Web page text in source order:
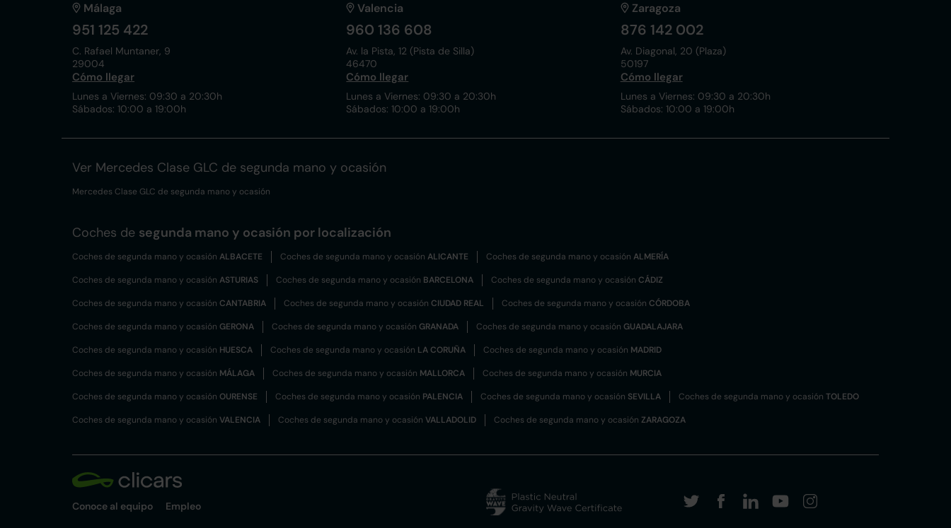
Málaga
951 125 422
C. Rafael Muntaner, 9
29004
Cómo llegar
Lunes a Viernes: 09:30 a 20:30h
Sábados: 10:00 a 19:00h
Valencia
960 136 608
Av. la Pista, 12 (Pista de Silla)
46470
Cómo llegar
Lunes a Viernes: 09:30 a 20:30h
Sábados: 10:00 a 19:00h
Zaragoza
876 142 002
Av. Diagonal, 20 (Plaza)
50197
Cómo llegar
Lunes a Viernes: 09:30 a 20:30h
Sábados: 10:00 a 19:00h
Ver Mercedes Clase GLC de segunda mano y ocasión
Mercedes Clase GLC de segunda mano y ocasión
Coches de segunda mano y ocasión por localización
Coches de segunda mano y ocasión ALBACETE Coches de segunda mano y ocasión ALICANTE Coches de segunda mano y ocasión ALMERÍA
Coches de segunda mano y ocasión ASTURIAS Coches de segunda mano y ocasión BARCELONA Coches de segunda mano y ocasión CÁDIZ
Coches de segunda mano y ocasión CANTABRIA Coches de segunda mano y ocasión CIUDAD REAL Coches de segunda mano y ocasión CÓRDOBA
Coches de segunda mano y ocasión GERONA Coches de segunda mano y ocasión GRANADA Coches de segunda mano y ocasión GUADALAJARA
Coches de segunda mano y ocasión HUESCA Coches de segunda mano y ocasión LA CORUÑA Coches de segunda mano y ocasión MADRID
Coches de segunda mano y ocasión MÁLAGA Coches de segunda mano y ocasión MALLORCA Coches de segunda mano y ocasión MURCIA
Coches de segunda mano y ocasión OURENSE Coches de segunda mano y ocasión PALENCIA Coches de segunda mano y ocasión SEVILLA Coches de segunda mano y ocasión TOLEDO
Coches de segunda mano y ocasión VALENCIA Coches de segunda mano y ocasión VALLADOLID Coches de segunda mano y ocasión ZARAGOZA
Conoce al equipo Empleo